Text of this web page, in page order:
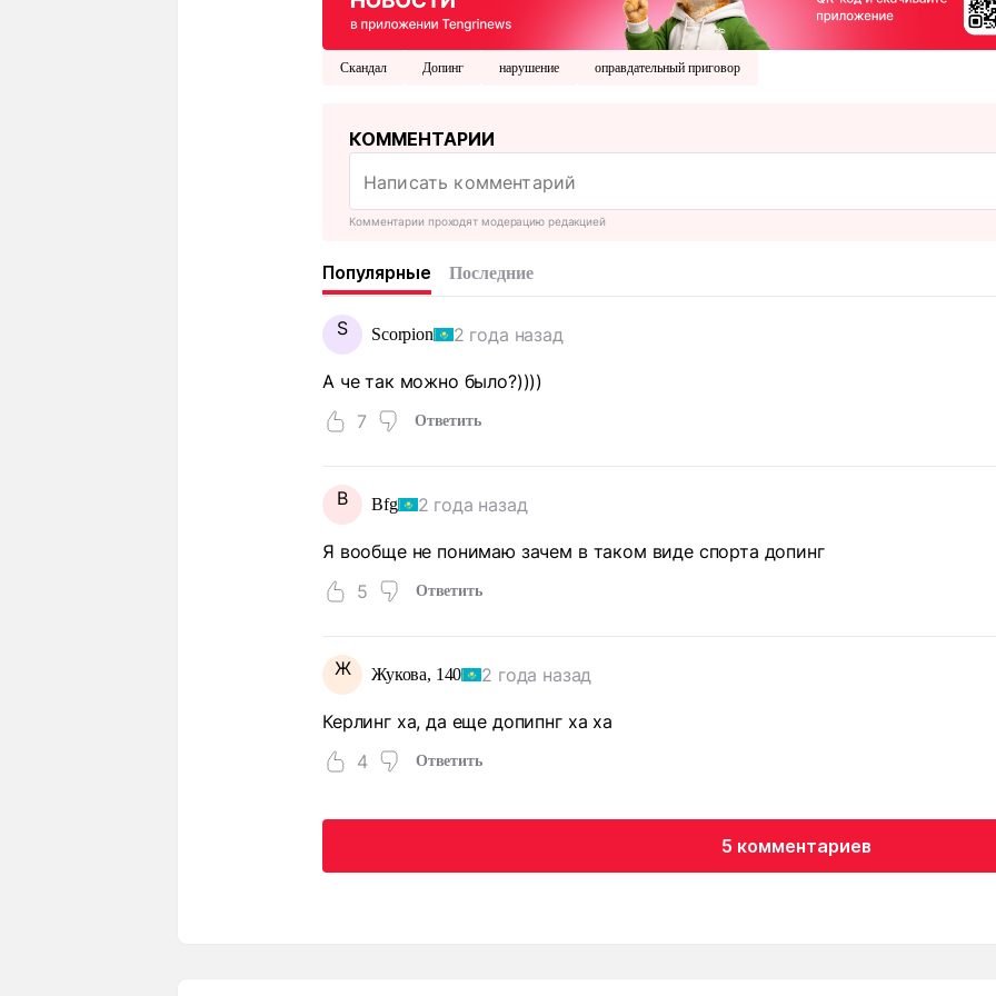
Скандал Допинг нарушение оправдательный приговор
КОММЕНТАРИИ
Комментарии проходят модерацию редакцией
Популярные Последние
S Scorpion 2 года назад
А че так можно было?))))
7
Ответить
B Bfg 2 года назад
Я вообще не понимаю зачем в таком виде спорта допинг
5
Ответить
Ж Жукова, 140 2 года назад
Керлинг ха, да еще допипнг ха ха
4
Ответить
5 комментариев